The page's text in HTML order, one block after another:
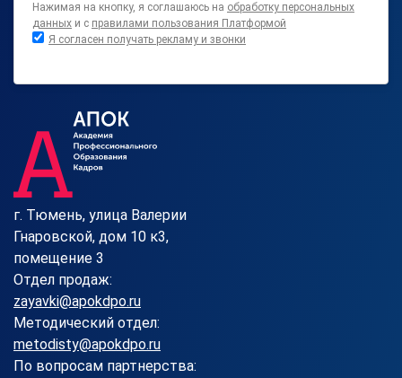
Нажимая на кнопку, я соглашаюсь на обработку персональных
данных и с правилами пользования Платформой
Я согласен получать рекламу и звонки
г. Тюмень, улица Валерии
Гнаровской, дом 10 к3,
помещение 3
Отдел продаж:
zayavki@apokdpo.ru
Методический отдел:
metodisty@apokdpo.ru
По вопросам партнерства: